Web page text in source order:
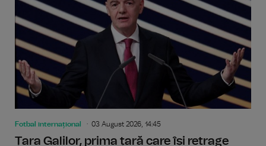
Fotbal internațional 03 August 2026, 14:45
Țara Galilor, prima țară care își retrage